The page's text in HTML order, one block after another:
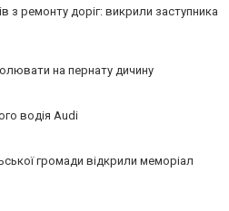
з ремонту доріг: викрили заступника
на пернату дичину
водія Audi
громади відкрили меморіал